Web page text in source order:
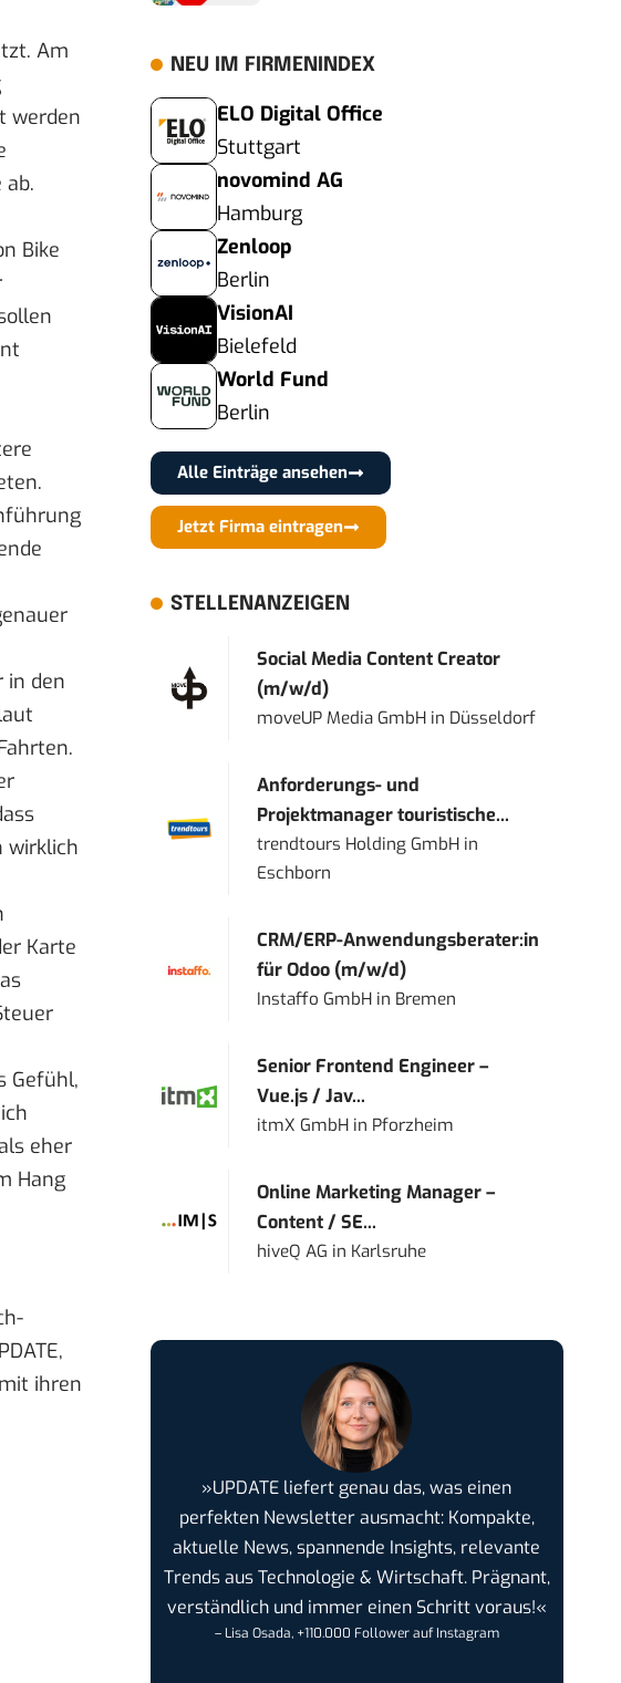
Am
werden
Bike
in den
wirklich
Karte
Gefühl,
eher
Hang
ihren
NEU IM FIRMENINDEX
ELO Digital Office
Stuttgart
novomind AG
Hamburg
Zenloop
Berlin
VisionAI
Bielefeld
World Fund
Berlin
Alle Einträge ansehen
Jetzt Firma eintragen
STELLENANZEIGEN
Social Media Content Creator
(m/w/d)
moveUP Media GmbH in Düsseldorf
Anforderungs- und
Projektmanager touristische...
trendtours Holding GmbH in
Eschborn
CRM/ERP-Anwendungsberater:in
für Odoo (m/w/d)
Instaffo GmbH in Bremen
Senior Frontend Engineer –
Vue.js / Jav...
itmX GmbH in Pforzheim
Online Marketing Manager –
Content / SE...
hiveQ AG in Karlsruhe
»UPDATE liefert genau das, was einen
perfekten Newsletter ausmacht: Kompakte,
aktuelle News, spannende Insights, relevante
Trends aus Technologie & Wirtschaft. Prägnant,
verständlich und immer einen Schritt voraus!«
– Lisa Osada, +110.000 Follower auf Instagram